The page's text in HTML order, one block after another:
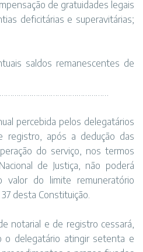
de gratuidades legais
deficitárias e superavitárias;
saldos remanescentes de
percebida pelos delegatários
registro, após a dedução das
do serviço, nos termos
de Justiça, não poderá
do limite remuneratório
desta Constituição.
notarial e de registro cessará,
o delegatário atingir setenta e